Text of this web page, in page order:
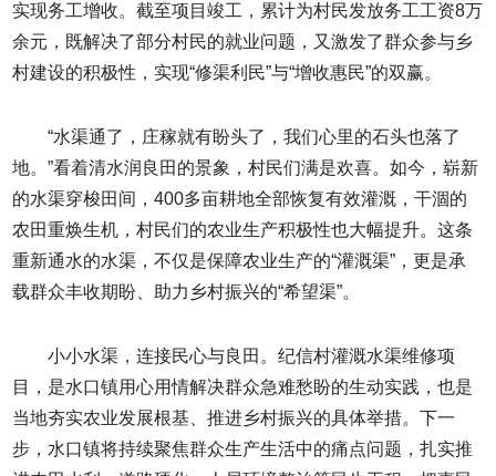
实现务工增收。截至项目竣工，累计为村民发放务工工资8万
余元，既解决了部分村民的就业问题，又激发了群众参与乡
村建设的积极性，实现“修渠利民”与“增收惠民”的双赢。
“水渠通了，庄稼就有盼头了，我们心里的石头也落了
地。”看着清水润良田的景象，村民们满是欢喜。如今，崭新
的水渠穿梭田间，400多亩耕地全部恢复有效灌溉，干涸的
农田重焕生机，村民们的农业生产积极性也大幅提升。这条
重新通水的水渠，不仅是保障农业生产的“灌溉渠”，更是承
载群众丰收期盼、助力乡村振兴的“希望渠”。
小小水渠，连接民心与良田。纪信村灌溉水渠维修项
目，是水口镇用心用情解决群众急难愁盼的生动实践，也是
当地夯实农业发展根基、推进乡村振兴的具体举措。下一
步，水口镇将持续聚焦群众生产生活中的痛点问题，扎实推